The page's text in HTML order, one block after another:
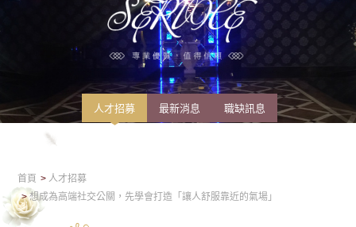
人才招募 最新消息 職缺訊息
首頁
人才招募
想成為高端社交公關，先學會打造「讓人舒服靠近的氣場」